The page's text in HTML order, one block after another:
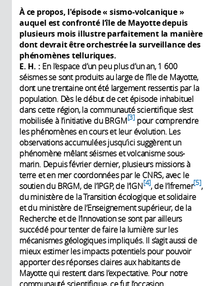
À ce propos, l'épisode « sismo-volcanique »
auquel est confronté l’île de Mayotte depuis
plusieurs mois illustre parfaitement la manière
dont devrait être orchestrée la surveillance des
phénomènes telluriques.
E. H. : En l’espace d’un peu plus d’un an, 1 600
séismes se sont produits au large de l’île de Mayotte,
dont une trentaine ont été largement ressentis par la
population. Dès le début de cet épisode inhabituel
dans cette région, la communauté scientifique s’est
mobilisée à l’initiative du BRGM 3 pour comprendre
les phénomènes en cours et leur évolution. Les
observations accumulées jusqu’ici suggèrent un
phénomène mêlant séismes et volcanisme sous-
marin. Depuis février dernier, plusieurs missions à
terre et en mer coordonnées par le CNRS, avec le
soutien du BRGM, de l’IPGP, de l’IGN 4 , de l’Ifremer 5 ,
du ministère de la Transition écologique et solidaire
et du ministère de l’Enseignement supérieur, de la
Recherche et de l’Innovation se sont par ailleurs
succédé pour tenter de faire la lumière sur les
mécanismes géologiques impliqués. Il s’agit aussi de
mieux estimer les impacts potentiels pour pouvoir
apporter des réponses claires aux habitants de
Mayotte qui restent dans l’expectative. Pour notre